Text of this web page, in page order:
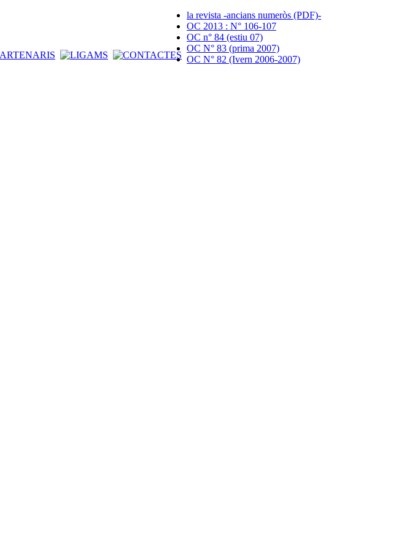
la revista -ancians numeròs (PDF)-
OC 2013 : N° 106-107
OC n° 84 (estiu 07)
OC N° 83 (prima 2007)
OC N° 82 (Ivern 2006-2007)